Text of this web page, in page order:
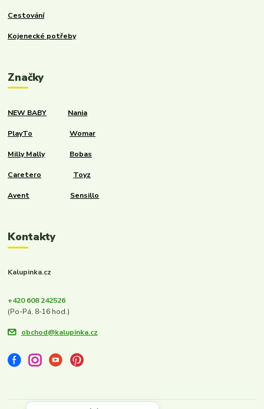
Cestování
Kojenecké potřeby
Značky
NEW BABY Nania
PlayTo Womar
Milly Mally Bobas
Caretero Toyz
Avent Sensillo
Kontakty
Kalupinka.cz
+420 608 242526
(Po-Pá, 8-16 hod.)
obchod@kalupinka.cz